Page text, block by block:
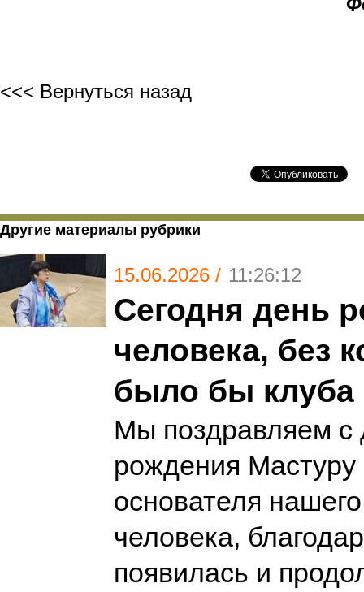
<<< Вернуться назад
Другие материалы рубрики
15.06.2026 / 11:26:12
Сегодня день
человека, без
было бы клуба
Мы поздравляем с
рождения
основателя
человека,
появилась и